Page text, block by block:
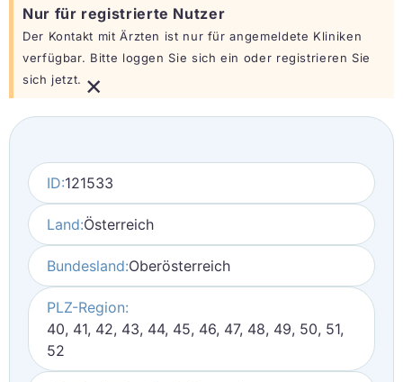
Nur für registrierte Nutzer
Der Kontakt mit Ärzten ist nur für angemeldete Kliniken
verfügbar. Bitte loggen Sie sich ein oder registrieren Sie
sich jetzt. ×
ID:121533
Land:Österreich
Bundesland:Oberösterreich
PLZ-Region:
40, 41, 42, 43, 44, 45, 46, 47, 48, 49, 50, 51,
52